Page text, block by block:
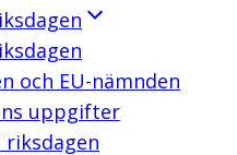
och EU-nämnden
uppgifter